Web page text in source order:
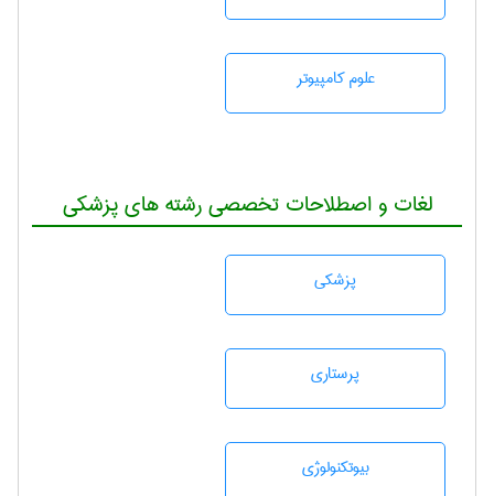
علوم کامپیوتر
لغات و اصطلاحات تخصصی رشته های پزشکی
پزشكی
پرستاری
بيوتكنولوژی